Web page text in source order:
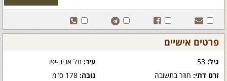
פרטים אישיים
גיל: עיר:תל אביב-יפו
זרם דתי: חוזר בתשובה גובה:178 ס"מ